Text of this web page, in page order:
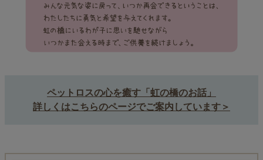
ペットロスの心を癒す「虹の橋のお話」
詳しくはこちらのページでご案内しています＞